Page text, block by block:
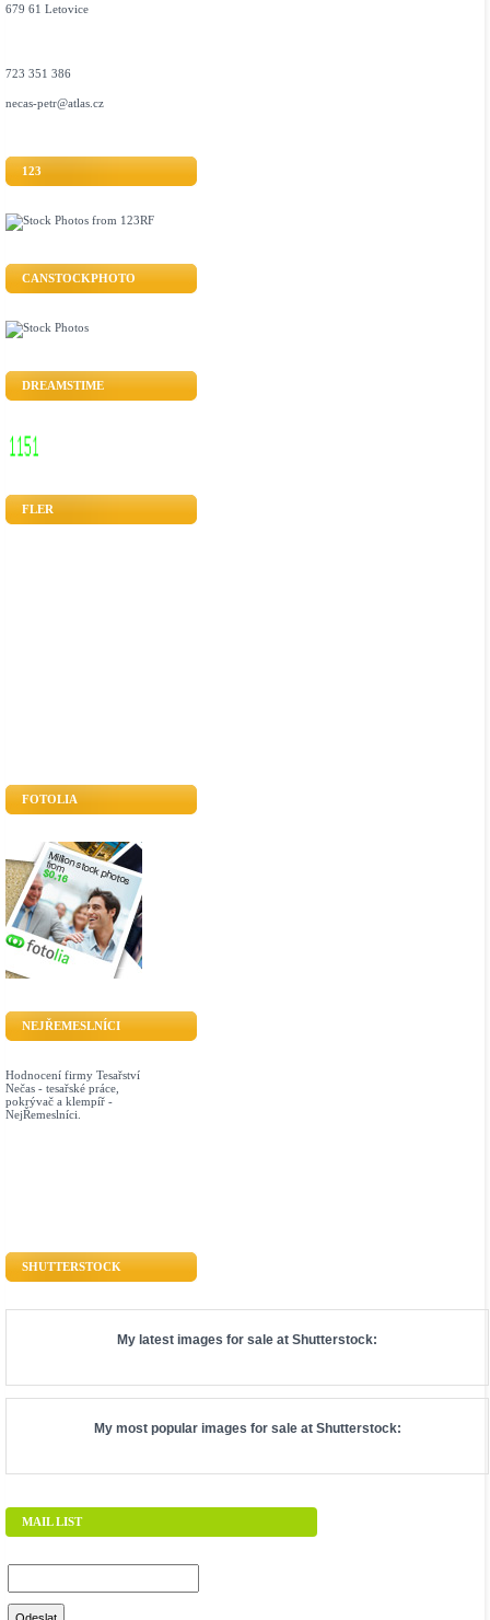
679 61 Letovice
723 351 386
necas-petr@atlas.cz
123
CANSTOCKPHOTO
DREAMSTIME
FLER
FOTOLIA
NEJŘEMESLNÍCI
Hodnocení firmy Tesařství
Nečas - tesařské práce,
pokrývač a klempíř -
NejŘemeslníci.
SHUTTERSTOCK
My latest images for sale at Shutterstock:
My most popular images for sale at Shutterstock:
MAIL LIST